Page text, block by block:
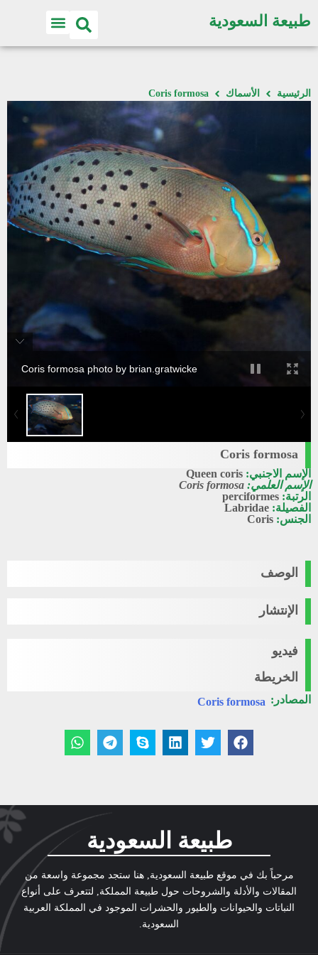
طبيعة السعودية
الرئيسية الأسماك Coris formosa
Coris formosa photo by brian.gratwicke
Coris formosa
الإسم الاجنبي: Queen coris
الإسم العلمي: Coris formosa
الرتبة: perciformes
الفصيلة: Labridae
الجنس: Coris
الوصف
الإنتشار
فيديو
الخريطة
المصادر: Coris formosa
طبيعة السعودية
مرحباً بك في موقع طبيعة السعودية, هنا ستجد مجموعة واسعة من
المقالات والأدلة والشروحات حول طبيعة المملكة, لتتعرف على أنواع
النباتات والحيوانات والطيور والحشرات الموجود في المملكة العربية
السعودية.